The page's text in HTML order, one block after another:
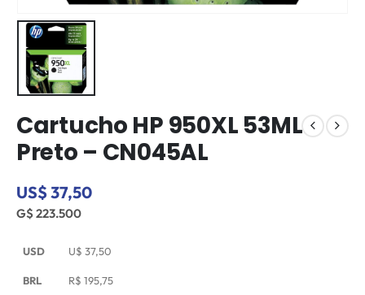
Cartucho HP 950XL 53ML
Preto – CN045AL
US$ 37,50
G$ 223.500
USD U$ 37,50
BRL R$ 195,75